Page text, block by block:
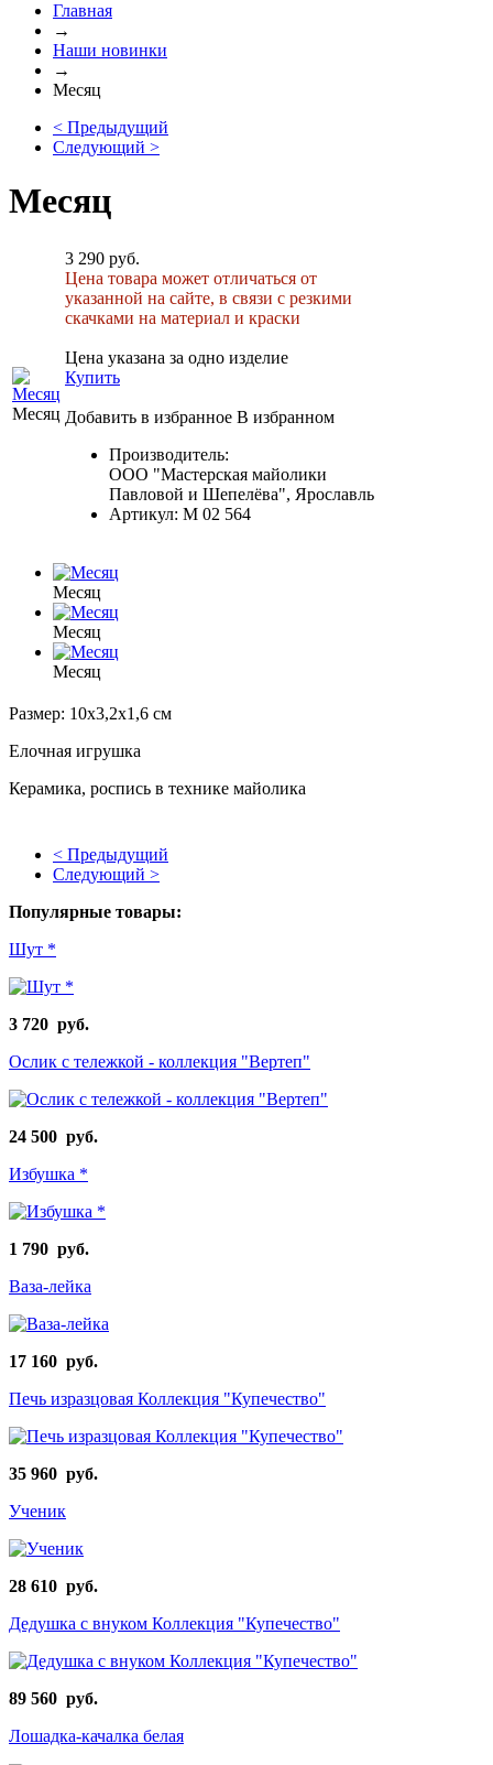
Главная
→
Наши новинки
→
Месяц
< Предыдущий
Следующий >
Месяц
Месяц
3 290 руб.
Цена товара может отличаться от
указанной на сайте, в связи с резкими
скачками на материал и краски
Цена указана за одно изделие
Купить
Добавить в избранное В избранном
Производитель:
ООО "Мастерская майолики
Павловой и Шепелёва", Ярославль
Артикул: М 02 564
Месяц
Месяц
Месяц
Размер: 10х3,2х1,6 см
Елочная игрушка
Керамика, роспись в технике майолика
< Предыдущий
Следующий >
Популярные товары:
Шут *
3 720 руб.
Ослик с тележкой - коллекция "Вертеп"
24 500 руб.
Избушка *
1 790 руб.
Ваза-лейка
17 160 руб.
Печь изразцовая Коллекция "Купечество"
35 960 руб.
Ученик
28 610 руб.
Дедушка с внуком Коллекция "Купечество"
89 560 руб.
Лошадка-качалка белая